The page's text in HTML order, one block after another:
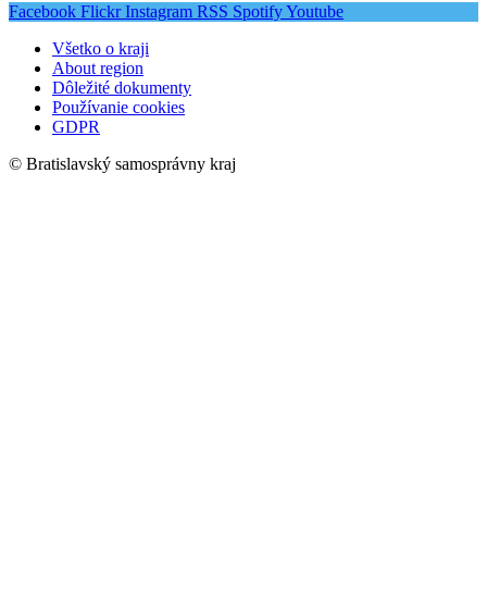
Facebook Flickr Instagram RSS SpotifyYoutube
Všetko o kraji
About region
Dôležité dokumenty
Používanie cookies
GDPR
© Bratislavský samosprávny kraj